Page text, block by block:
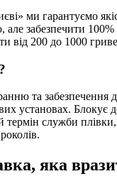
ми гарантуємо
забезпечити
від 200 до 1000
та
установах. Блокує
термін служби
яка